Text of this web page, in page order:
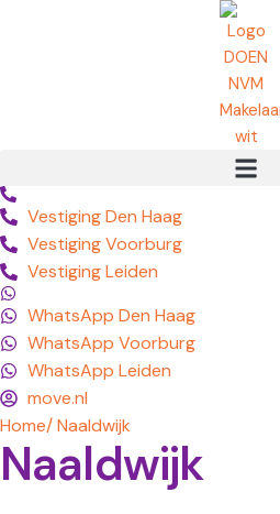
Vestiging Den Haag
Vestiging Voorburg
Vestiging Leiden
WhatsApp Den Haag
WhatsApp Voorburg
WhatsApp Leiden
move.nl
Home/ Naaldwijk
Naaldwijk